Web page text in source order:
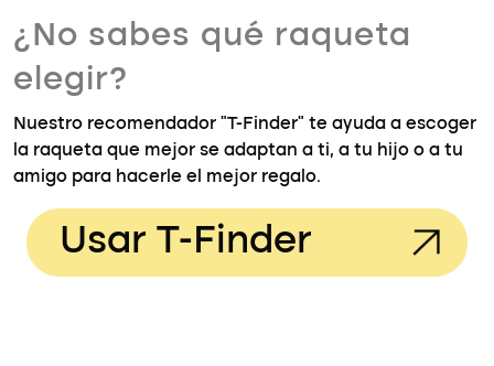
¿No sabes qué raqueta
elegir?
Nuestro recomendador "T-Finder" te ayuda a escoger
la raqueta que mejor se adaptan a ti, a tu hijo o a tu
amigo para hacerle el mejor regalo.
Usar T-Finder